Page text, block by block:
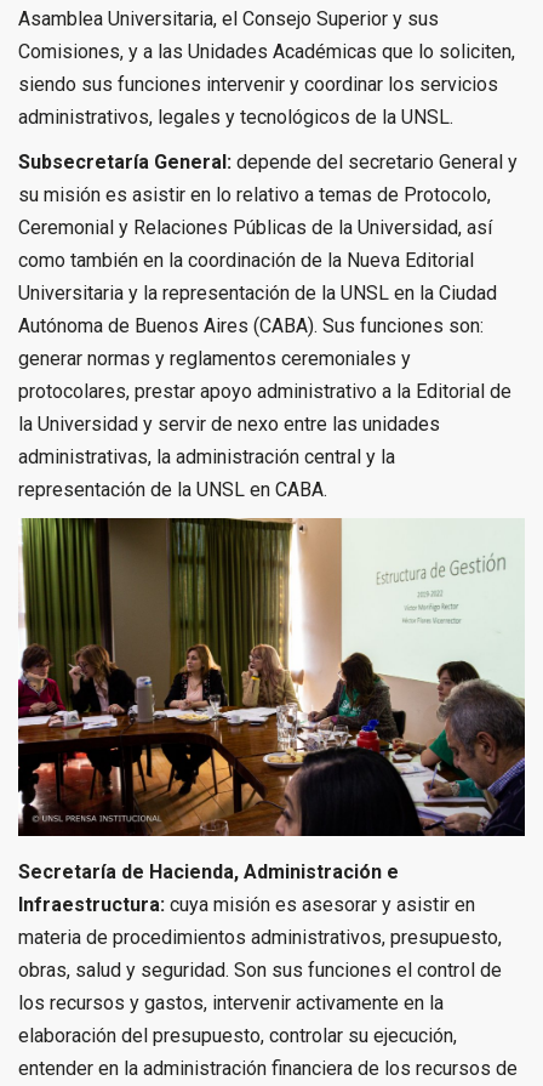
Asamblea Universitaria, el Consejo Superior y sus
Comisiones, y a las Unidades Académicas que lo soliciten,
siendo sus funciones intervenir y coordinar los servicios
administrativos, legales y tecnológicos de la UNSL.
Subsecretaría General: depende del secretario General y
su misión es asistir en lo relativo a temas de Protocolo,
Ceremonial y Relaciones Públicas de la Universidad, así
como también en la coordinación de la Nueva Editorial
Universitaria y la representación de la UNSL en la Ciudad
Autónoma de Buenos Aires (CABA). Sus funciones son:
generar normas y reglamentos ceremoniales y
protocolares, prestar apoyo administrativo a la Editorial de
la Universidad y servir de nexo entre las unidades
administrativas, la administración central y la
representación de la UNSL en CABA.
Secretaría de Hacienda, Administración e
Infraestructura: cuya misión es asesorar y asistir en
materia de procedimientos administrativos, presupuesto,
obras, salud y seguridad. Son sus funciones el control de
los recursos y gastos, intervenir activamente en la
elaboración del presupuesto, controlar su ejecución,
entender en la administración financiera de los recursos de